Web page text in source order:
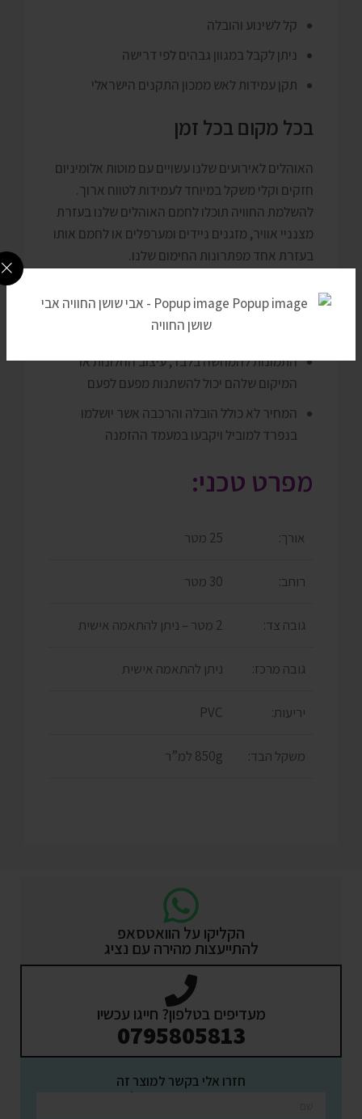
קל לשינוע והובלה
ניתן לקבל במגוון גבהים לפי דרישה
תקן עמידות לאש ממכון התקנים הישראלי
בכל מקום בכל זמן
האוהלים לאירועים שלנו עשויים עם מוטות אלומיניום
חזקים וקלי משקל במיוחד לעמידות לטווח ארוך.
להשלמת החוויה תוכלו לחמם האוהלים שלנו בעזרת
מצנניי אוויר, מזגנים ניידים ומערפלים או לחמם אותו
בעזרת אחד מפתרונות החימום שלנו.
אין אחריות על פגעי מזג האוויר
התמונות להמחשה בלבד, עיצוב החלונות או
המיקום שלהם יכול להשתנות מפעם לפעם
המחיר לא כולל הובלה והרכבה אשר יושלמו
בנפרד למוביל ויקבעו במעמד ההזמנה
מפרט טכני:
אורך: 25 מטר
רוחב: 30 מטר
גובה צד: 2 מטר – ניתן להתאמה אישית
גובה מרכז: ניתן להתאמה אישית
יריעות: PVC
משקל הבד: 850g למ”ר
הקליקו על הוואטסאפ
להתייעצות מהירה עם נציג
מעדיפים בטלפון? חייגו עכשיו
0795805813
חזרו אלי בקשר למוצר זה
השאירו פרטים ונציגינו יחזרו אליכם בהקדם